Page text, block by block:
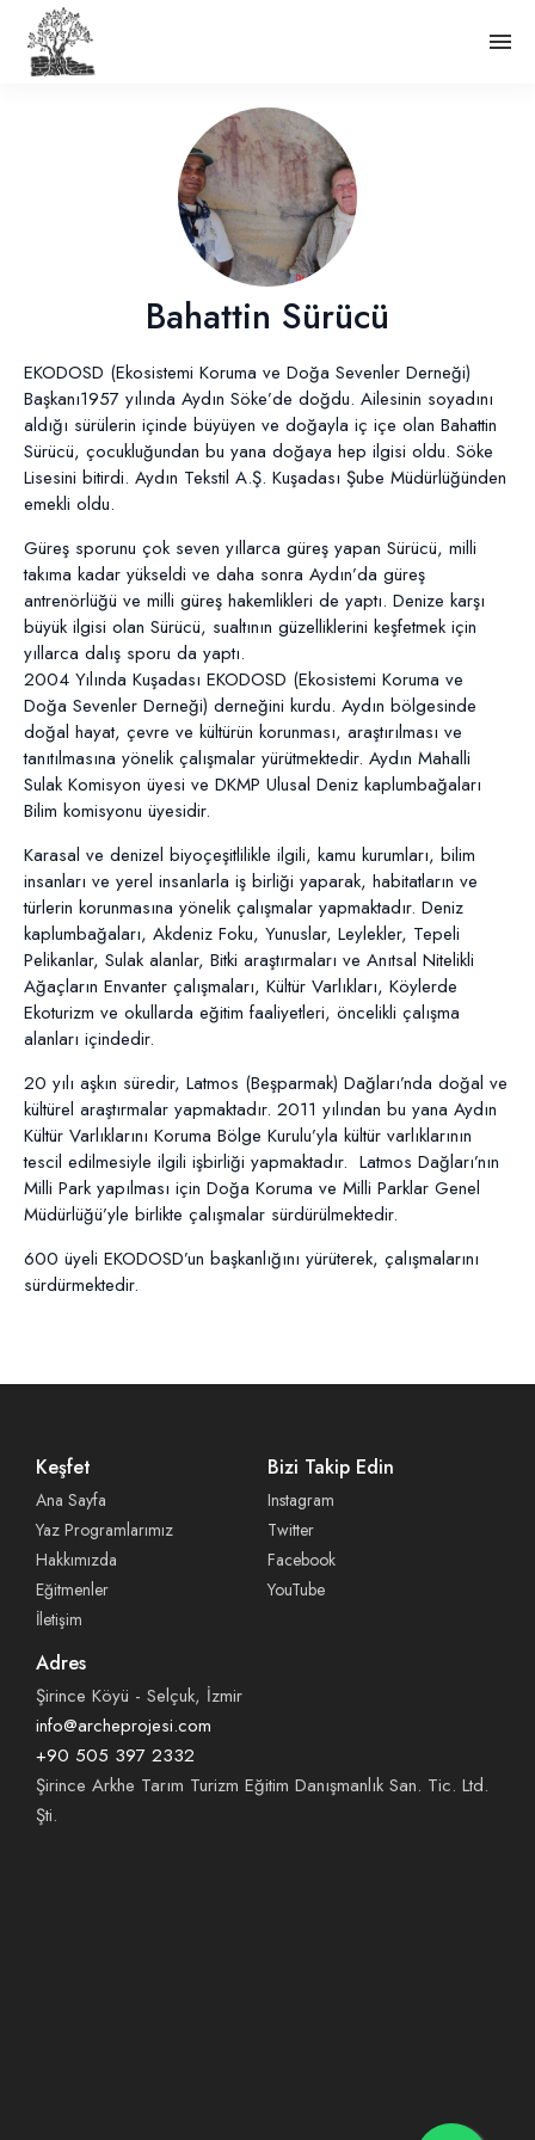
Bahattin Sürücü
EKODOSD (Ekosistemi Koruma ve Doğa Sevenler Derneği)
Başkanı1957 yılında Aydın Söke’de doğdu. Ailesinin soyadını
aldığı sürülerin içinde büyüyen ve doğayla iç içe olan Bahattin
Sürücü, çocukluğundan bu yana doğaya hep ilgisi oldu. Söke
Lisesini bitirdi. Aydın Tekstil A.Ş. Kuşadası Şube Müdürlüğünden
emekli oldu.
Güreş sporunu çok seven yıllarca güreş yapan Sürücü, milli
takıma kadar yükseldi ve daha sonra Aydın’da güreş
antrenörlüğü ve milli güreş hakemlikleri de yaptı. Denize karşı
büyük ilgisi olan Sürücü, sualtının güzelliklerini keşfetmek için
yıllarca dalış sporu da yaptı.
2004 Yılında Kuşadası EKODOSD (Ekosistemi Koruma ve
Doğa Sevenler Derneği) derneğini kurdu. Aydın bölgesinde
doğal hayat, çevre ve kültürün korunması, araştırılması ve
tanıtılmasına yönelik çalışmalar yürütmektedir. Aydın Mahalli
Sulak Komisyon üyesi ve DKMP Ulusal Deniz kaplumbağaları
Bilim komisyonu üyesidir.
Karasal ve denizel biyoçeşitlilikle ilgili, kamu kurumları, bilim
insanları ve yerel insanlarla iş birliği yaparak, habitatların ve
türlerin korunmasına yönelik çalışmalar yapmaktadır. Deniz
kaplumbağaları, Akdeniz Foku, Yunuslar, Leylekler, Tepeli
Pelikanlar, Sulak alanlar, Bitki araştırmaları ve Anıtsal Nitelikli
Ağaçların Envanter çalışmaları, Kültür Varlıkları, Köylerde
Ekoturizm ve okullarda eğitim faaliyetleri, öncelikli çalışma
alanları içindedir.
20 yılı aşkın süredir, Latmos (Beşparmak) Dağları’nda doğal ve
kültürel araştırmalar yapmaktadır. 2011 yılından bu yana Aydın
Kültür Varlıklarını Koruma Bölge Kurulu’yla kültür varlıklarının
tescil edilmesiyle ilgili işbirliği yapmaktadır. Latmos Dağları’nın
Milli Park yapılması için Doğa Koruma ve Milli Parklar Genel
Müdürlüğü’yle birlikte çalışmalar sürdürülmektedir.
600 üyeli EKODOSD’un başkanlığını yürüterek, çalışmalarını
sürdürmektedir.
Keşfet
Ana Sayfa
Yaz Programlarımız
Hakkımızda
Eğitmenler
İletişim
Bizi Takip Edin
Instagram
Twitter
Facebook
YouTube
Adres
Şirince Köyü - Selçuk, İzmir
info@archeprojesi.com
+90 505 397 2332
Şirince Arkhe Tarım Turizm Eğitim Danışmanlık San. Tic. Ltd.
Şti.